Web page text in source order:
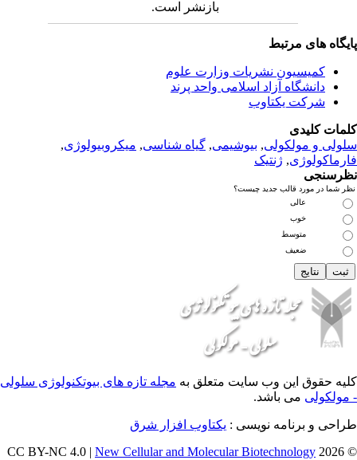
نشریات وزارت علوم
اسلامی واحد پرند
,بیوشیمی,گیاه شناسی,میکروبیولوژی
جدید چیست؟
وب سایت متعلق بهمجله تازه های بیوتکنولوژی سلولی
نویسی :یکتاوب افزار شرق
New Cellular and Molecular